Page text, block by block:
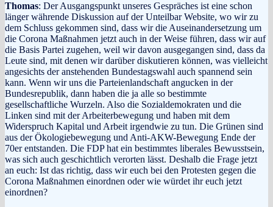
Thomas: Der Ausgangspunkt unseres Gespräches ist eine schon
länger währende Diskussion auf der Unteilbar Website, wo wir zu
dem Schluss gekommen sind, dass wir die Auseinandersetzung um
die Corona Maßnahmen jetzt auch in der Weise führen, dass wir auf
die Basis Partei zugehen, weil wir davon ausgegangen sind, dass da
Leute sind, mit denen wir darüber diskutieren können, was vielleicht
angesichts der anstehenden Bundestagswahl auch spannend sein
kann. Wenn wir uns die Parteienlandschaft angucken in der
Bundesrepublik, dann haben die ja alle so bestimmte
gesellschaftliche Wurzeln. Also die Sozialdemokraten und die
Linken sind mit der Arbeiterbewegung und haben mit dem
Widerspruch Kapital und Arbeit irgendwie zu tun. Die Grünen sind
aus der Ökologiebewegung und Anti-AKW-Bewegung Ende der
70er entstanden. Die FDP hat ein bestimmtes liberales Bewusstsein,
was sich auch geschichtlich verorten lässt. Deshalb die Frage jetzt
an euch: Ist das richtig, dass wir euch bei den Protesten gegen die
Corona Maßnahmen einordnen oder wie würdet ihr euch jetzt
einordnen?